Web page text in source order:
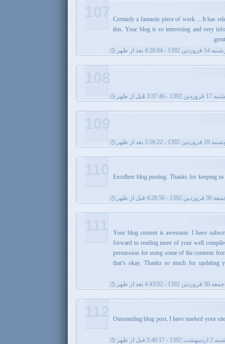
Certainly a fantastic piece of work ... It has
this. Your blog is so interesting and very
- 4:28:04 بعد از ظهر
107
شنبه 17 فروردین 1392 - 3:37:46 قبل از ظهر
108
1392 - 3:58:22 بعد از ظهر
109
Excellent blog posting. Thanks for keeping
فروردین 1392 - 4:20:56 قبل از ظهر
110
5. Your blog content is awesome. I have
forward to reading more of your well
permission for using some of the contents
that’s okay. Thanks so much for
جمعه 30 فروردین 1392 - 4:43:02 بعد از ظهر
Outstanding blog post, I have marked your
- 5:46:17 قبل از ظهر
112